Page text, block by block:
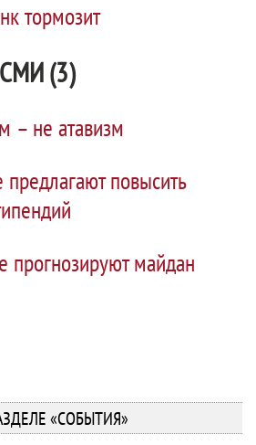
тормозит
(3)
– не атавизм
предлагают повысить
прогнозируют майдан
«СОБЫТИЯ»